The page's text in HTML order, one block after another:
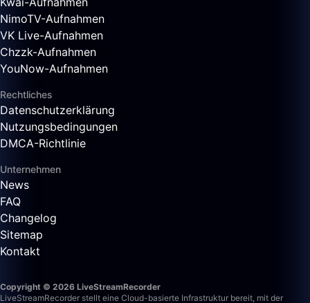
NimoTV-Aufnahmen
VK Live-Aufnahmen
Chzzk-Aufnahmen
YouNow-Aufnahmen
Rechtliches
Datenschutzerklärung
Nutzungsbedingungen
DMCA-Richtlinie
Unternehmen
News
FAQ
Changelog
Sitemap
Kontakt
Copyright © 2026 LiveStreamRecorder
LiveStreamRecorder stellt eine Cloud-basierte Infrastruktur bereit, mit der